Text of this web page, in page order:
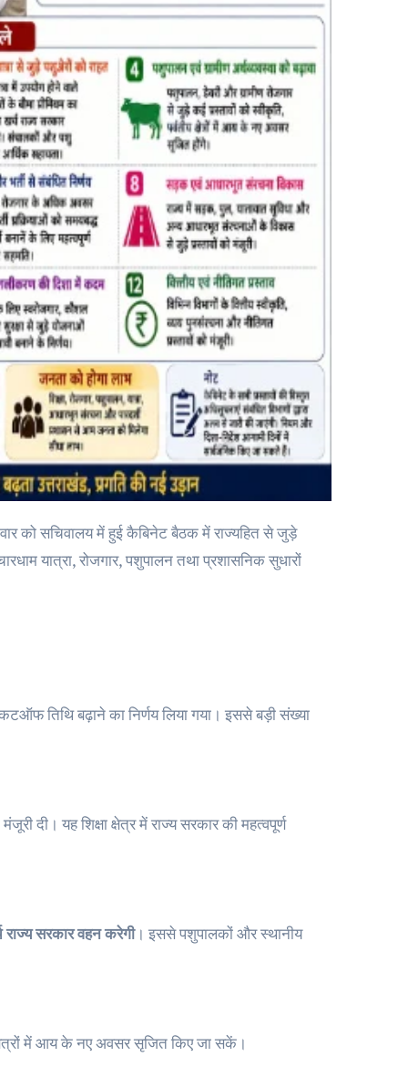
को सचिवालय में हुई कैबिनेट बैठक में राज्यहित से जुड़े
यात्रा, रोजगार, पशुपालन तथा प्रशासनिक सुधारों
तिथि बढ़ाने का निर्णय लिया गया। इससे बड़ी संख्या
दी। यह शिक्षा क्षेत्र में राज्य सरकार की महत्वपूर्ण
सरकार वहन करेगी। इससे पशुपालकों और स्थानीय
में आय के नए अवसर सृजित किए जा सकें।